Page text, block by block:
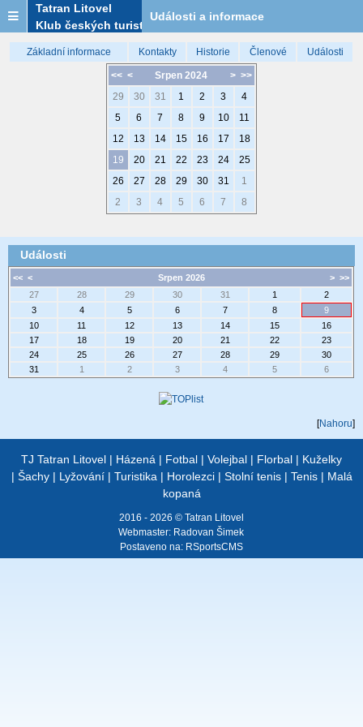
Tatran Litovel
Klub českých turistů
Události a informace
Základní informace Kontakty Historie Členové Události
<< < > >>
Srpen 2024
29
30 31 1 2 3
4
5
6 7 8 9 10
11
12
13 14 15 16 17
18
19
20 21 22 23 24
25
26
27 28 29 30 31
1
2
3 4 5 6 7 8
Události
<< < > >>
Srpen 2026
27
28 29 30 31 1
2
3
4 5 6 7 8
9
10
11 12 13 14 15
16
17
18 19 20 21 22
23
24
25 26 27 28 29
30
31
1 2 3 4 5 6
[Nahoru]
TJ Tatran Litovel | Házená | Fotbal | Volejbal | Florbal | Kuželky
| Šachy| Lyžování| Turistika | Horolezci| Stolní tenis| Tenis| Malá
kopaná
2016 - 2026 © Tatran Litovel
Webmaster: Radovan Šimek
Postaveno na: RSportsCMS